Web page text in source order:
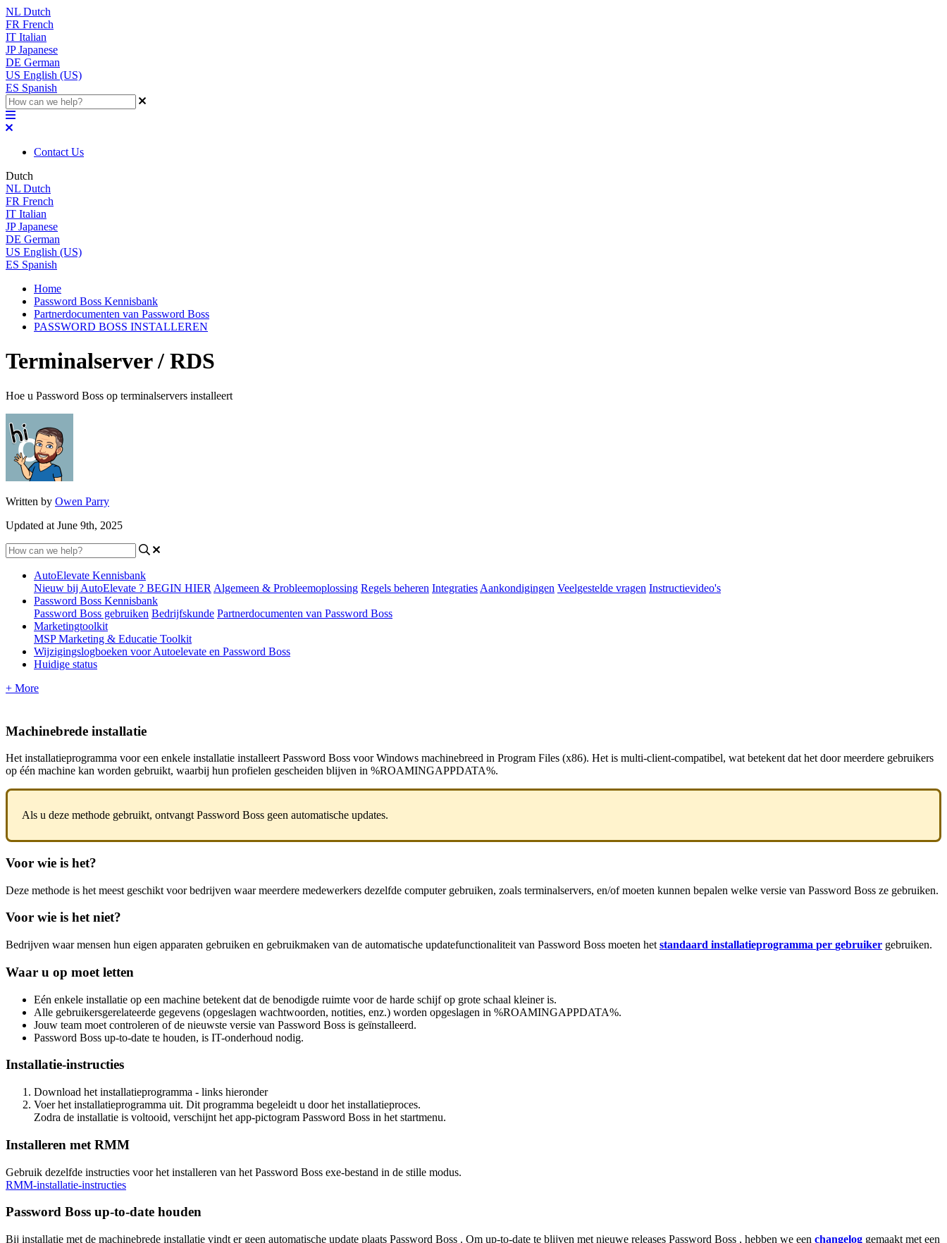
NL Dutch
FR French
IT Italian
JP Japanese
DE German
US English (US)
ES Spanish
Contact Us
Dutch
NL Dutch
FR French
IT Italian
JP Japanese
DE German
US English (US)
ES Spanish
Home
Password Boss Kennisbank
Partnerdocumenten van Password Boss
PASSWORD BOSS INSTALLEREN
Terminalserver / RDS
Hoe u Password Boss op terminalservers installeert
Written by Owen Parry
Updated at June 9th, 2025
AutoElevate Kennisbank
Nieuw bij AutoElevate ? BEGIN HIER Algemeen & Probleemoplossing Regels beheren Integraties Aankondigingen Veelgestelde vragen Instructievideo's
Password Boss Kennisbank
Password Boss gebruiken Bedrijfskunde Partnerdocumenten van Password Boss
Marketingtoolkit
MSP Marketing & Educatie Toolkit
Wijzigingslogboeken voor Autoelevate en Password Boss
Huidige status
+ More
Machinebrede installatie
Het installatieprogramma voor een enkele installatie installeert Password Boss voor Windows machinebreed in Program Files (x86). Het is multi-client-compatibel, wat betekent dat het door meerdere gebruikers
op één machine kan worden gebruikt, waarbij hun profielen gescheiden blijven in %ROAMINGAPPDATA%.
Als u deze methode gebruikt, ontvangt Password Boss geen automatische updates.
Voor wie is het?
Deze methode is het meest geschikt voor bedrijven waar meerdere medewerkers dezelfde computer gebruiken, zoals terminalservers, en/of moeten kunnen bepalen welke versie van Password Boss ze gebruiken.
Voor wie is het niet?
Bedrijven waar mensen hun eigen apparaten gebruiken en gebruikmaken van de automatische updatefunctionaliteit van Password Boss moeten het standaard installatieprogramma per gebruiker gebruiken.
Waar u op moet letten
Eén enkele installatie op een machine betekent dat de benodigde ruimte voor de harde schijf op grote schaal kleiner is.
Alle gebruikersgerelateerde gegevens (opgeslagen wachtwoorden, notities, enz.) worden opgeslagen in %ROAMINGAPPDATA%.
Jouw team moet controleren of de nieuwste versie van Password Boss is geïnstalleerd.
Password Boss up-to-date te houden, is IT-onderhoud nodig.
Installatie-instructies
Download het installatieprogramma - links hieronder
Voer het installatieprogramma uit. Dit programma begeleidt u door het installatieproces.
Zodra de installatie is voltooid, verschijnt het app-pictogram Password Boss in het startmenu.
Installeren met RMM
Gebruik dezelfde instructies voor het installeren van het Password Boss exe-bestand in de stille modus.
RMM-installatie-instructies
Password Boss up-to-date houden
Bij installatie met de machinebrede installatie vindt er geen automatische update plaats Password Boss . Om up-to-date te blijven met nieuwe releases Password Boss , hebben we een changelog gemaakt met een